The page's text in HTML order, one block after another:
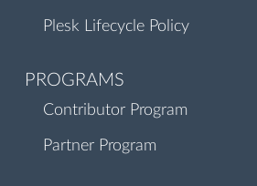
Plesk Lifecycle Policy
PROGRAMS
Contributor Program
Partner Program